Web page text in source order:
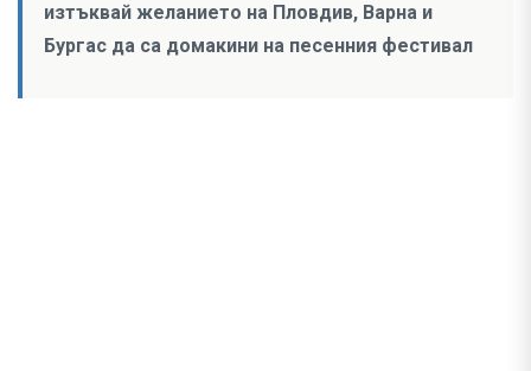
изтъквай желанието на Пловдив, Варна и
Бургас да са домакини на песенния фестивал